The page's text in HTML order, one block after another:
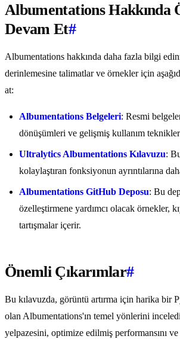
Albumentations Hakkında
Devam Et#
Albumentations hakkında daha fazla bilgi
derinlemesine talimatlar ve örnekler için
at:
Albumentations Belgeleri: Resmi
dönüşümleri ve gelişmiş kullanım
Ultralytics Albumentations Kılavuzu:
kolaylaştıran fonksiyonun ayrıntılarına
Albumentations GitHub Deposu: Bu
özelleştirmene yardımcı olacak örnekler,
tartışmalar içerir.
Önemli Çıkarımlar#
Bu kılavuzda, görüntü artırma için harika bir
olan Albumentations'ın temel yönlerini
yelpazesini, optimize edilmiş performansını